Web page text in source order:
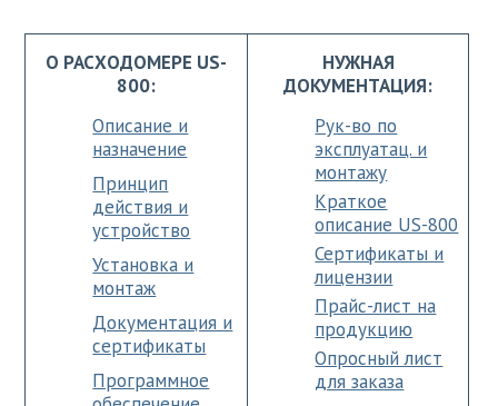
О РАСХОДОМЕРЕ US-
800:
Описание и
назначение
Принцип
действия и
устройство
Установка и
монтаж
Документация и
сертификаты
Программное
НУЖНАЯ
ДОКУМЕНТАЦИЯ:
Рук-во по
эксплуатац. и
монтажу
Краткое
описание US-800
Сертификаты и
лицензии
Прайс-лист на
продукцию
Опросный лист
для заказа